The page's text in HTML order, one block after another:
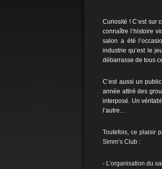
Curiosité ! C’est sur
connaître l’histoire
salon a été
industrie qu’est le
débarrasse de tous
C’est aussi un
année attiré des
interposé. Un
l’autre…
Toutefois, ce plaisir
Simm’s Club :
- L’organisation du